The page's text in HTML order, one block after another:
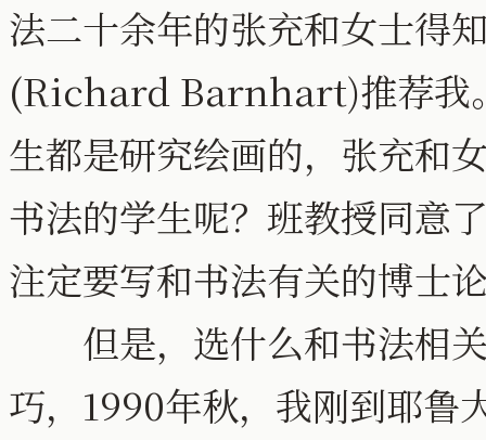
法二十余年的张充和女士得
(Richard Barnhart)推荐我
生都是研究绘画的，张充和
书法的学生呢？班教授同意
注定要写和书法有关的博士
但是，选什么和书法相关
巧，1990年秋，我刚到耶鲁